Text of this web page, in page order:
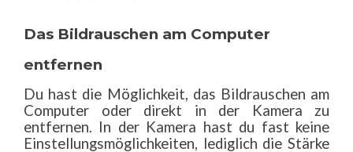
Das Bildrauschen am Computer
entfernen
Du hast die Möglichkeit, das Bildrauschen am
Computer oder direkt in der Kamera zu
entfernen. In der Kamera hast du fast keine
Einstellungsmöglichkeiten, lediglich die Stärke